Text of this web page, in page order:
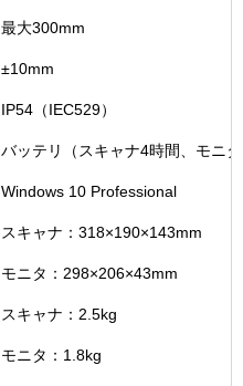
最大300mm
±10mm
IP54（IEC529）
バッテリ（スキャナ4時間、モニ
Windows 10 Professional
スキャナ：318×190×143mm
モニタ：298×206×43mm
スキャナ：2.5kg
モニタ：1.8kg